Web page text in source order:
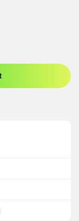
a tagként való